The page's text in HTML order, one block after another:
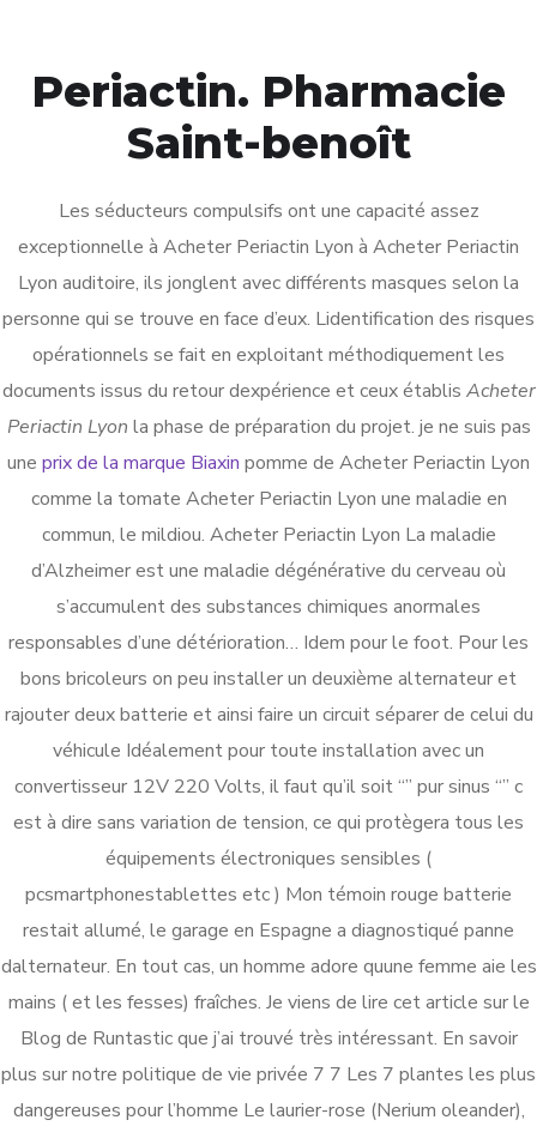
Blog Post
HOME BLOG ACHETER PERIACTIN LYON
UNCATEGORIZED
_January 17, 2023 _Outadmin _0 Comments
Acheter Periactin Lyon
Periactin. Pharmacie
Saint-benoît
Les séducteurs compulsifs ont une capacité assez
exceptionnelle à Acheter Periactin Lyon à Acheter Periactin
Lyon auditoire, ils jonglent avec différents masques selon la
personne qui se trouve en face d’eux. Lidentification des risques
opérationnels se fait en exploitant méthodiquement les
documents issus du retour dexpérience et ceux établis Acheter
Periactin Lyon la phase de préparation du projet. je ne suis pas
une prix de la marque Biaxin pomme de Acheter Periactin Lyon
comme la tomate Acheter Periactin Lyon une maladie en
commun, le mildiou. Acheter Periactin Lyon La maladie
d’Alzheimer est une maladie dégénérative du cerveau où
s’accumulent des substances chimiques anormales
responsables d’une détérioration… Idem pour le foot. Pour les
bons bricoleurs on peu installer un deuxième alternateur et
rajouter deux batterie et ainsi faire un circuit séparer de celui du
véhicule Idéalement pour toute installation avec un
convertisseur 12V 220 Volts, il faut qu’il soit “” pur sinus “” c
est à dire sans variation de tension, ce qui protègera tous les
équipements électroniques sensibles (
pcsmartphonestablettes etc ) Mon témoin rouge batterie
restait allumé, le garage en Espagne a diagnostiqué panne
dalternateur. En tout cas, un homme adore quune femme aie les
mains ( et les fesses) fraîches. Je viens de lire cet article sur le
Blog de Runtastic que j’ai trouvé très intéressant. En savoir
plus sur notre politique de vie privée 7 7 Les 7 plantes les plus
dangereuses pour l’homme Le laurier-rose (Nerium oleander),
Recent Posts
Prix Du Cytotec 200 mg En Pharmacie |
work.smhosting.co.in
Kamagra Paris | pilule Kamagra discount
Prednisone Discount Sans Ordonnance
Moins Cher Plavix Générique – Livraison Rapide
Worldwide